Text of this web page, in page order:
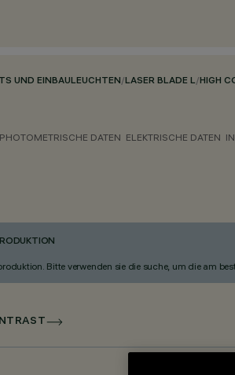
UND EINBAULEUCHTEN/LASER BLADE L/HIGH
PHOTOMETRISCHE DATEN ELEKTRISCHE DATEN
Bitte verwenden sie die suche, um die am